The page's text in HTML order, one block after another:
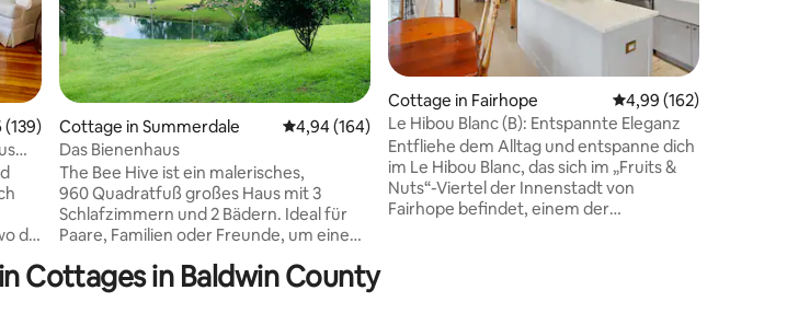
Bewertung: 4,96 von 5, 139 Bewertungen
(139)
du
Cottage in Summerdale Durchschnittliche Bewertung: 4,94 von 5, 164 Bewertungen
4,94 (164)
Das Bienenhaus
The Bee Hive ist ein malerisches,
960 Quadratfuß großes Haus mit 3
Schlafzimmern und 2 Bädern. Ideal für
Paare, Familien oder Freunde, um eine
Parkplatz! Genieße die Veranden und die
untere Terrasse mit Blick auf die Teiche.
Cottage in Fairhope Durchschnittliche
4,99 (162)
Le Hibou Blanc (B): Entspannte Eleganz
Entfliehe dem Alltag und entspanne dich
im Le Hibou Blanc, das sich im „Fruits &
Nuts“-Viertel der Innenstadt von
Fairhope befindet, einem der
Cottages in Baldwin County